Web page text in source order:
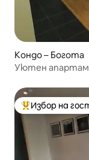
Кондо – Богота
Уютен
Най-популярен
Избор на